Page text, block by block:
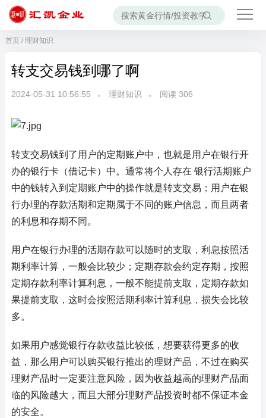
首页/ 理财知识
转支交易钱到哪了啊
2024-05-31 10:56:55 理财知识 阅读 306
转支交易钱到了用户的定期账户中，也就是用户在银行开
办的银行卡（借记卡）中。通常将个人存在 银行活期账户
中的钱转入到定期账户中的操作就是转支交易；用户在银
行办理的存款活期和定期属于不同的账户信息，而且两者
的利息和存期不同。
用户在银行办理的活期存款可以随时的支取，利息按照活
期利率计算，一般会比较少；定期存款会约定存期，按照
定期存款利率计算利息，一般不能提前支取，定期存款如
果提前支取，这时会按照活期利率计算利息，损失会比较
多。
如果用户感觉银行存款收益比较低，想要获得更多的收
益，那么用户可以购买银行推出的理财产品，不过在购买
理财产品时一定要注意风险，因为收益越高的理财产品面
临的风险越大，而且大部分理财产品投资时都不保证本金
的安全。